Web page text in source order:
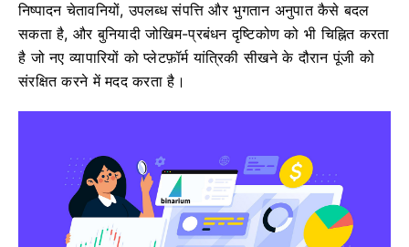
निष्पादन चेतावनियों, उपलब्ध संपत्ति और भुगतान अनुपात कैसे बदल
सकता है, और बुनियादी जोखिम-प्रबंधन दृष्टिकोण को भी चिह्नित करता
है जो नए व्यापारियों को प्लेटफ़ॉर्म यांत्रिकी सीखने के दौरान पूंजी को
संरक्षित करने में मदद करता है।